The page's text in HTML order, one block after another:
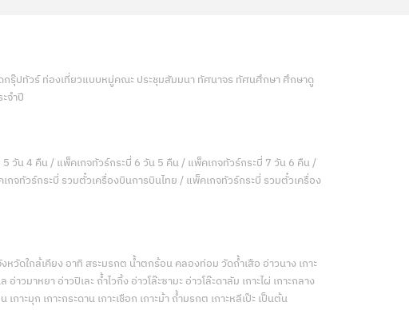
กรุ๊ปทัวร์ ท่องเที่ยวแบบหมู่คณะ ประชุมสัมมนา ทัศนาจร ทัศนศึกษา ศึกษาดู
จำปี
วัน 4 คืน / แพ็คเกจทัวร์กระบี่ 6 วัน 5 คืน / แพ็คเกจทัวร์กระบี่ 7 วัน 6 คืน /
จทัวร์กระบี่ รวมตั๋วเครื่องบินการบินไทย / แพ็คเกจทัวร์กระบี่ รวมตั๋วเครื่อง
วัดใกล้เคียง อาทิ สระมรกต น้ำตกร้อน คลองท่อม วัดถ้ำเสือ อ่าวนาง เกาะ
าวมาหยา อ่าวปิเละ ถ้ำไวกิ้ง อ่าวโล๊ะซามะ อ่าวโล๊ะดาลัม เกาะไผ่ เกาะกลาง
กาะมุก เกาะกระดาน เกาะเชือก เกาะม้า ถ้ำมรกต เกาะหลีเป๊ะ เป็นต้น